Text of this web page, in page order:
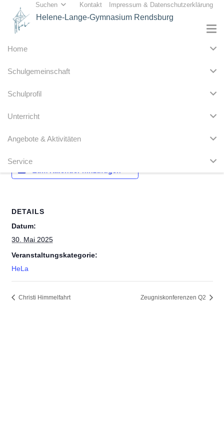
Suchen Kontakt Impressum & Datenschutzerklärung
Helene-Lange-Gymnasium Rendsburg
Home
Schulgemeinschaft
Schulprofil
Unterricht
Angebote & Aktivitäten
Service
Himmelfahrtsferien
DETAILS
Datum:
30. Mai 2025
Veranstaltungskategorie:
HeLa
Christi Himmelfahrt Zeugniskonferenzen Q2